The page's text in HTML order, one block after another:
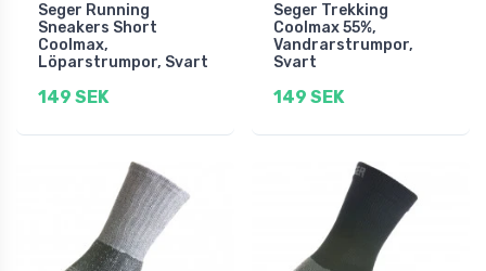
Seger Running
Sneakers Short
Coolmax,
Löparstrumpor, Svart
149 SEK
Seger Trekking
Coolmax 55%,
Vandrarstrumpor,
Svart
149 SEK